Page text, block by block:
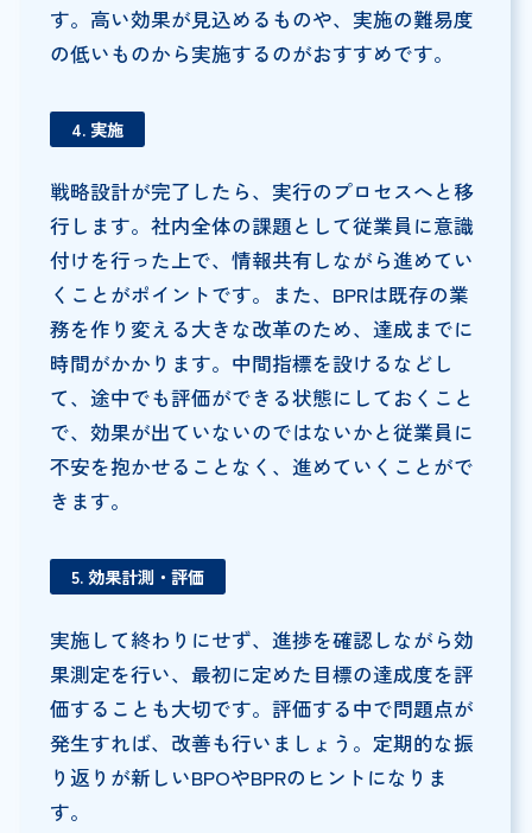
す。高い効果が見込めるものや、実施の難易度
の低いものから実施するのがおすすめです。
4. 実施
戦略設計が完了したら、実行のプロセスへと移
行します。社内全体の課題として従業員に意識
付けを行った上で、情報共有しながら進めてい
くことがポイントです。また、BPRは既存の業
務を作り変える大きな改革のため、達成までに
時間がかかります。中間指標を設けるなどし
て、途中でも評価ができる状態にしておくこと
で、効果が出ていないのではないかと従業員に
不安を抱かせることなく、進めていくことがで
きます。
5. 効果計測・評価
実施して終わりにせず、進捗を確認しながら効
果測定を行い、最初に定めた目標の達成度を評
価することも大切です。評価する中で問題点が
発生すれば、改善も行いましょう。定期的な振
り返りが新しいBPOやBPRのヒントになりま
す。